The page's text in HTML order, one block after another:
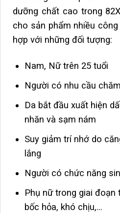
dưỡng chất cao trong
cho sản phẩm nhiều
hợp với những đối tượng:
Nam, Nữ trên 25 tuổi
Người có nhu cầu
Da bắt đầu xuất hiện
nhăn và sạm nám
Suy giảm trí nhớ do
lắng
Người có chức năng
Phụ nữ trong giai đoạn
bốc hỏa, khó chịu,…